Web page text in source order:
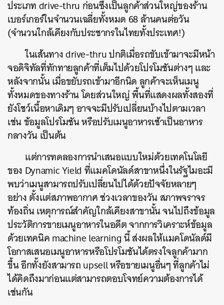
ประเภท drive-thru ก่อนซึ่งเป็นลูกค้าส่วนใหญ่ของร้าน
เบอร์เกอร์ในจำนวนเฉลี่ยทั้งหมด 68 ล้านคนต่อวัน
(จำนวนใกล้เคียงกับประชากรในไทยทั้งประเทศ!)
ในเส้นทาง drive-thru ปกติเมื่อรถขับเข้ามาจะมีหน้า
จอดิจิทัลที่ทักทายลูกค้าที่เต็มไปด้วยโปรโมชันต่างๆ และ
หลังจากนั้น เมื่อขยับรถเข้ามาอีกนิด ลูกค้าจะเห็นเมนู
ทั้งหมดของทางร้าน โดยส่วนใหญ่ พื้นที่แสดงผลทั้งสองที่
ยังโชว์เนื้อหาเดิมๆ อาจจะมีปรับเปลี่ยนบ้างไปตามเวลา
เช่น ข้อมูลโปรโมชัน หรือปรับเมนูอาหารเช้าเป็นอาหาร
กลางวัน เป็นต้น
แต่การทดลองการนำเสนอแบบใหม่ด้วยเทคโนโลยี
ของ Dynamic Yield ที่แมคโดนัลด์สาขาหนึ่งในรัฐไมอะมี
พบว่าเมนูสามารถปรับเปลี่ยนไปได้ด้วยปัจจัยหลายๆ
อย่าง ตั้งแต่สภาพอากาศ ช่วงเวลาของวัน สภาพจราจร
ท้องถิ่น เหตุการณ์สำคัญใกล้เคียงสาขานั้น จนไปถึงข้อมูล
ประวัติการขายเมนูอาหารในอดีต จากการวิเคราะห์ข้อมูล
ด้วยเทคนิค machine learning นี้ ส่งผลให้แมคโดนัลด์มี
โอกาสเสนอเมนูอาหารหรือโปรโมชันได้ตรงใจลูกค้ามาก
ขึ้น อีกทั้งยังสามารถ upsell หรือขายเมนูอื่นๆ ที่ลูกค้าไม่
ได้คิดถึงมาก่อนแต่สามารถตอบโจทย์ความต้องการได้
เช่นกัน
ค้นหา
LINE EMAIL